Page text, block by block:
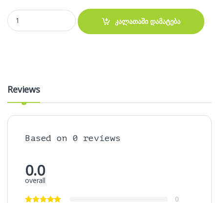
კლავიატურა Fujitsu A530 AH530 AH531 AH502 NH751 quantity
კალათაში დამატება
Reviews
Based on 0 reviews
0.0
overall
0